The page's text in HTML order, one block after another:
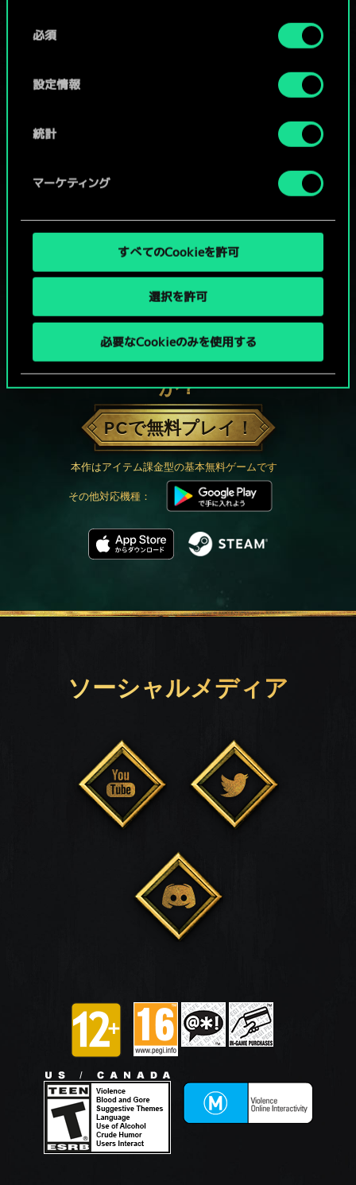
詳細は、下記の「設定」メニューでご確認ください。
必須
設定情報
統計
マーケティング
すべてのCookieを許可
選択を許可
必要なCookieのみを使用する
グウェントでひと勝負といかない
か？
PCで無料プレイ！
本作はアイテム課金型の基本無料ゲームです
その他対応機種：
ソーシャルメディア